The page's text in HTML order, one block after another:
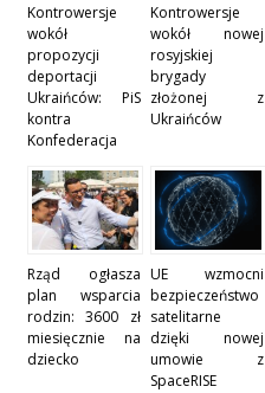
Kontrowersje
wokół
propozycji
deportacji
Ukraińców: PiS
kontra
Konfederacja
Kontrowersje
wokół nowej
rosyjskiej
brygady
złożonej z
Ukraińców
Rząd ogłasza
plan wsparcia
rodzin: 3600 zł
miesięcznie na
dziecko
UE wzmocni
bezpieczeństwo
satelitarne
dzięki nowej
umowie z
SpaceRISE